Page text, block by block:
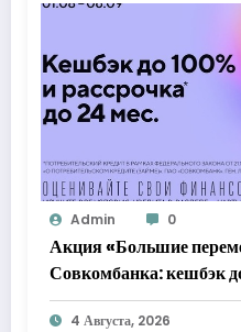
Admin 0
Акция «Большие
Совкомбанка: кешбэк
до 24 месяцев с
4 Августа, 2026